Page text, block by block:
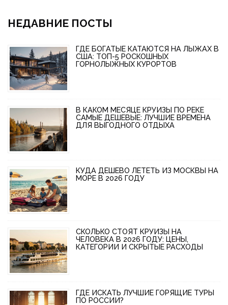
НЕДАВНИЕ ПОСТЫ
ГДЕ БОГАТЫЕ КАТАЮТСЯ НА ЛЫЖАХ В
США: ТОП-5 РОСКОШНЫХ
ГОРНОЛЫЖНЫХ КУРОРТОВ
В КАКОМ МЕСЯЦЕ КРУИЗЫ ПО РЕКЕ
САМЫЕ ДЕШЕВЫЕ: ЛУЧШИЕ ВРЕМЕНА
ДЛЯ ВЫГОДНОГО ОТДЫХА
КУДА ДЕШЕВО ЛЕТЕТЬ ИЗ МОСКВЫ НА
МОРЕ В 2026 ГОДУ
СКОЛЬКО СТОЯТ КРУИЗЫ НА
ЧЕЛОВЕКА В 2026 ГОДУ: ЦЕНЫ,
КАТЕГОРИИ И СКРЫТЫЕ РАСХОДЫ
ГДЕ ИСКАТЬ ЛУЧШИЕ ГОРЯЩИЕ ТУРЫ
ПО РОССИИ?